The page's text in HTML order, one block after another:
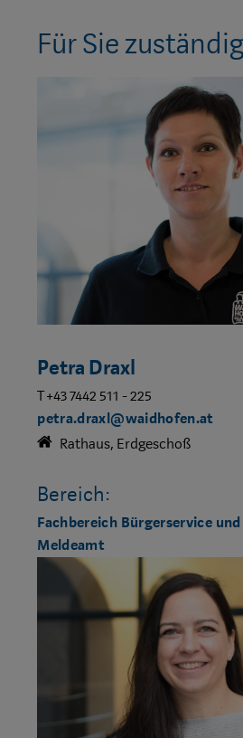
Für Sie
Petra Draxl
T +43 7442 511 - 225
petra.draxl@waidhofen.at
Rathaus, Erdgeschoß
Bereich:
Fachbereich Bürgerservice
Meldeamt